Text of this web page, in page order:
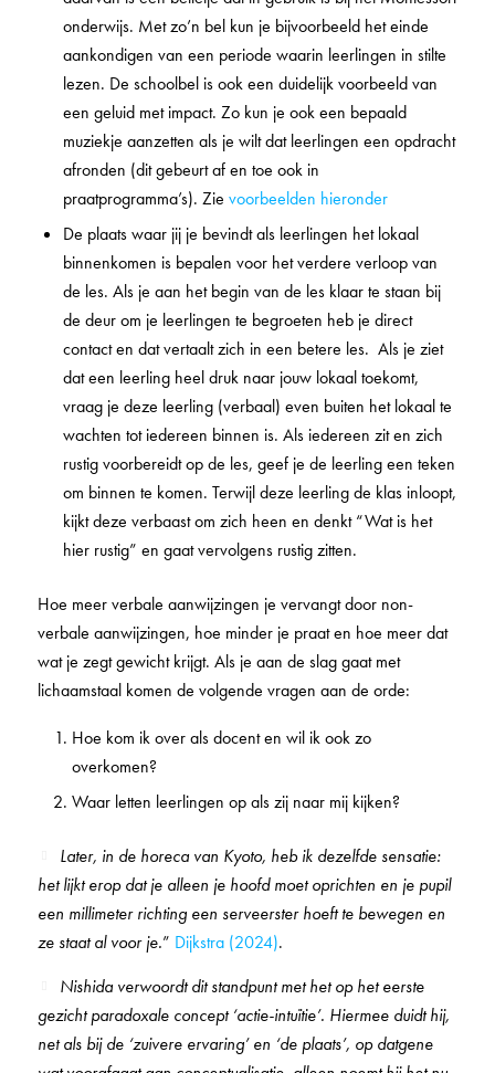
onderwijs. Met zo’n bel kun je bijvoorbeeld het einde
aankondigen van een periode waarin leerlingen in stilte
lezen. De schoolbel is ook een duidelijk voorbeeld van
een geluid met impact. Zo kun je ook een bepaald
muziekje aanzetten als je wilt dat leerlingen een opdracht
afronden (dit gebeurt af en toe ook in
praatprogramma’s). Zie voorbeelden hieronder
De plaats waar jij je bevindt als leerlingen het lokaal
binnenkomen is bepalen voor het verdere verloop van
de les. Als je aan het begin van de les klaar te staan bij
de deur om je leerlingen te begroeten heb je direct
contact en dat vertaalt zich in een betere les. Als je ziet
dat een leerling heel druk naar jouw lokaal toekomt,
vraag je deze leerling (verbaal) even buiten het lokaal te
wachten tot iedereen binnen is. Als iedereen zit en zich
rustig voorbereidt op de les, geef je de leerling een teken
om binnen te komen. Terwijl deze leerling de klas inloopt,
kijkt deze verbaast om zich heen en denkt “Wat is het
hier rustig” en gaat vervolgens rustig zitten.
Hoe meer verbale aanwijzingen je vervangt door non-
verbale aanwijzingen, hoe minder je praat en hoe meer dat
wat je zegt gewicht krijgt. Als je aan de slag gaat met
lichaamstaal komen de volgende vragen aan de orde:
Hoe kom ik over als docent en wil ik ook zo
overkomen?
Waar letten leerlingen op als zij naar mij kijken?
Later, in de horeca van Kyoto, heb ik dezelfde sensatie:
het lijkt erop dat je alleen je hoofd moet oprichten en je pupil
een millimeter richting een serveerster hoeft te bewegen en
ze staat al voor je.” Dijkstra (2024).
Nishida verwoordt dit standpunt met het op het eerste
gezicht paradoxale concept ‘actie-intuïtie’. Hiermee duidt hij,
net als bij de ‘zuivere ervaring’ en ‘de plaats’, op datgene